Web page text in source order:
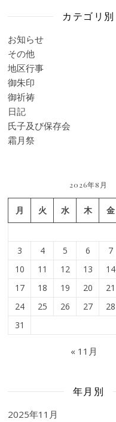
カテゴリ別
お知らせ
その他
地区行事
御朱印
御祈祷
日記
氏子及び保存会
霜月祭
2026年8月
月 火 水 木 金
3
4 5 6 7
10
11 12 13 14
17
18 19 20 21
24
25 26 27 28
31
« 11月
年月別
2025年11月